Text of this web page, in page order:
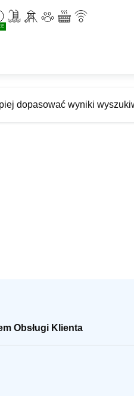
dopasować wyniki
Obsługi Klienta